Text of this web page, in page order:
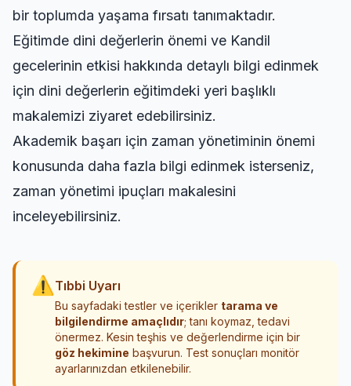
bir toplumda yaşama fırsatı tanımaktadır.
Eğitimde dini değerlerin önemi ve Kandil
gecelerinin etkisi hakkında detaylı bilgi edinmek
için dini değerlerin eğitimdeki yeri başlıklı
makalemizi ziyaret edebilirsiniz.
Akademik başarı için zaman yönetiminin önemi
konusunda daha fazla bilgi edinmek isterseniz,
zaman yönetimi ipuçları makalesini
inceleyebilirsiniz.
⚠ Tıbbi Uyarı
Bu sayfadaki testler ve içerikler tarama ve
bilgilendirme amaçlıdır; tanı koymaz, tedavi
önermez. Kesin teşhis ve değerlendirme için bir
göz hekimine başvurun. Test sonuçları monitör
ayarlarınızdan etkilenebilir.